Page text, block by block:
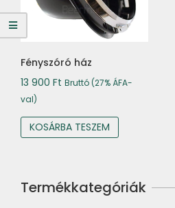
Fényszóró ház
13 900 Ft Bruttó (27% ÁFA-
val)
KOSÁRBA TESZEM
Termékkategóriák